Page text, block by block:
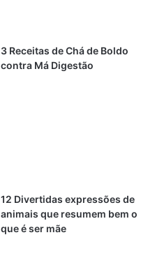
3 Receitas de Chá de Boldo
contra Má Digestão
12 Divertidas expressões de
animais que resumem bem o
que é ser mãe